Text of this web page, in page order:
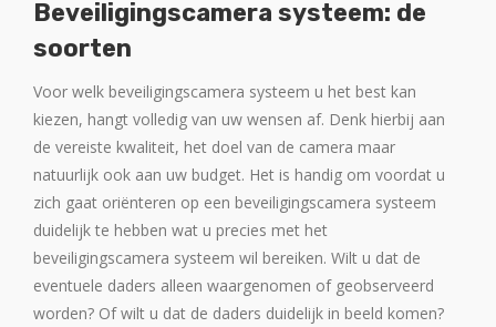
Beveiligingscamera systeem: de
soorten
Voor welk beveiligingscamera systeem u het best kan
kiezen, hangt volledig van uw wensen af. Denk hierbij aan
de vereiste kwaliteit, het doel van de camera maar
natuurlijk ook aan uw budget. Het is handig om voordat u
zich gaat oriënteren op een beveiligingscamera systeem
duidelijk te hebben wat u precies met het
beveiligingscamera systeem wil bereiken. Wilt u dat de
eventuele daders alleen waargenomen of geobserveerd
worden? Of wilt u dat de daders duidelijk in beeld komen?